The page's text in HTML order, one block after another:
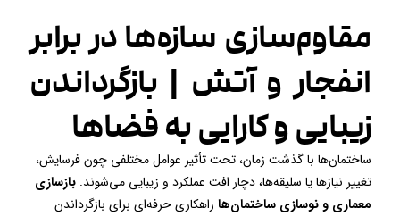
مقاوم‌سازی سازه‌ها در برابر
انفجار و آتش | بازگرداندن
زیبایی و کارایی به فضاها
ساختمان‌ها با گذشت زمان، تحت تأثیر عوامل مختلفی چون فرسایش،
تغییر نیازها یا سلیقه‌ها، دچار افت عملکرد و زیبایی می‌شوند.بازسازی
معماری و نوسازی ساختمان‌ها راهکاری حرفه‌ای برای بازگرداندن